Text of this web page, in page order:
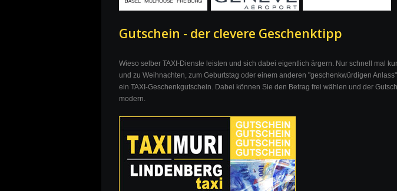
Gutschein - der clevere Geschenktipp
Wieso selber TAXI-Dienste leisten und sich dabei eigentlich ärgern. Nur schnell mal
und zu Weihnachten, zum Geburtstag oder einem anderen "geschenkwürdigen
ein TAXI-Geschenkgutschein. Dabei können Sie den Betrag frei wählen und der
modern.